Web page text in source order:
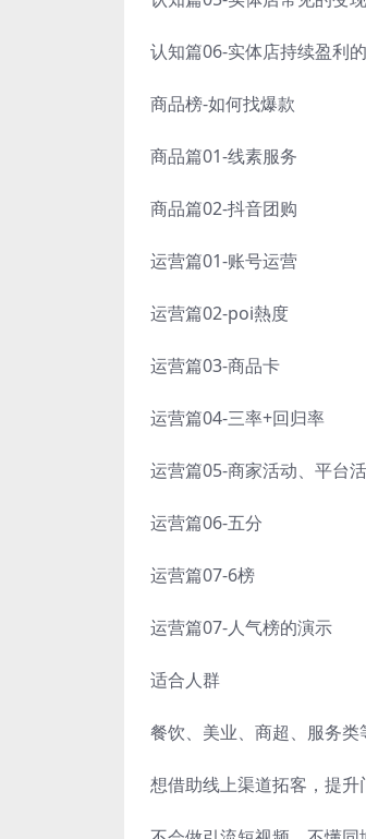
认知篇06-实体店持续盈利
商品榜-如何找爆款
商品篇01-线素服务
商品篇02-抖音团购
运营篇01-账号运营
运营篇02-poi熱度
运营篇03-商品卡
运营篇04-三率+回归率
运营篇05-商家活动、平台
运营篇06-五分
运营篇07-6榜
运营篇07-人气榜的演示
适合人群
餐饮、美业、商超、服务
想借助线上渠道拓客，提